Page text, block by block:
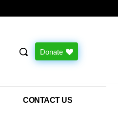
Donate
CONTACT US